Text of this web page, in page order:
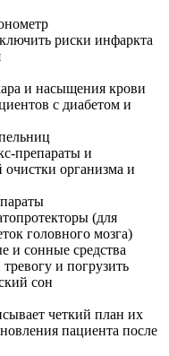
риски инфаркта
и насыщения крови
с диабетом и
препараты и
организма и
(для
головного мозга)
и сонные средства
и погрузить
сон
четкий план их
пациента после